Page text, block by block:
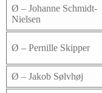
Ø – Johanne Schmidt-
Nielsen
Ø – Pernille Skipper
Ø – Jakob Sølvhøj